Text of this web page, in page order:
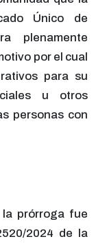
Único de
plenamente
por el cual
para su
u otros
personas con
prórroga fue
2024 de la